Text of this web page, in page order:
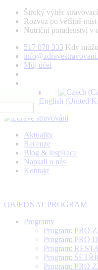
Široký výběr
Rozvoz po většině míst
Nutriční poradenství v
517 070 333 Kdy
Můj účet
Aktuality
Recenze
Blog & inspirace
Napsali o nás
Kontakt
OBJEDNAT PROGRAM
Programy
Program: PRO
Program: PRO
Program:
Program:
Program: PRO